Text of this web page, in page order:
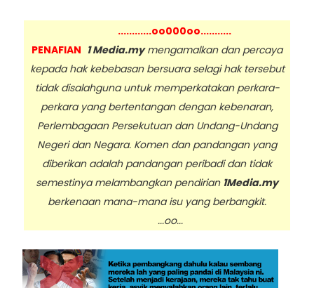
............oo000oo...........
PENAFIAN 1 Media.mymengamalkan dan percaya
kepada hak kebebasan bersuara selagi hak tersebut
tidak disalahguna untuk memperkatakan perkara-
perkara yang bertentangan dengan kebenaran,
Perlembagaan Persekutuan dan Undang-Undang
Negeri dan Negara. Komen dan pandangan yang
diberikan adalah pandangan peribadi dan tidak
semestinya melambangkan pendirian 1Media.my
berkenaan mana-mana isu yang berbangkit.
...oo...